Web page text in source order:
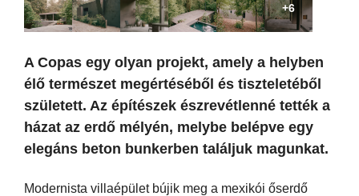
+6
A Copas egy olyan projekt, amely a helyben
élő természet megértéséből és tiszteletéből
született. Az építészek észrevétlenné tették a
házat az erdő mélyén, melybe belépve egy
elegáns beton bunkerben találjuk magunkat.
Modernista villaépület bújik meg a mexikói őserdő